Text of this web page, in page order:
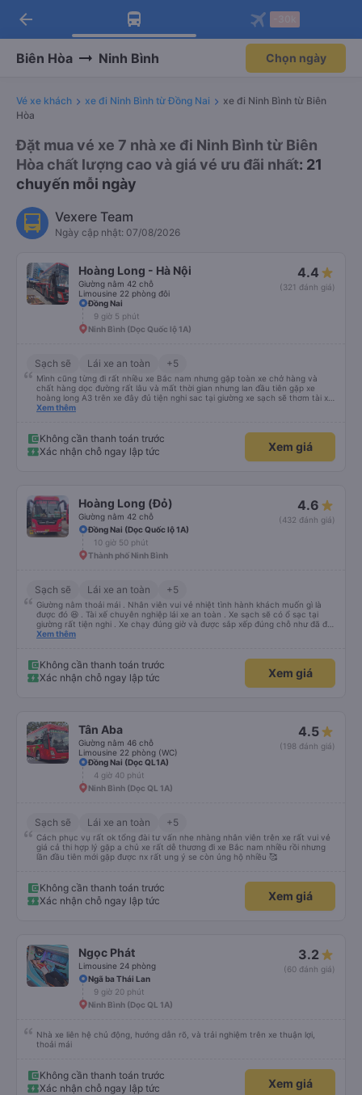
Tải app Vexere ngay!
Nhận ưu đãi thành viên độc
Mở app
Tải app Vexere
-30k/ghế khi đặt vé máy bay qua
Mở app
arrow_back
Biên Hòa Ninh Bình Chọn ngày
Vé xe khách xe đi Ninh Bình từ Đồng Nai
xe đi Ninh Bình từ Biên
Hòa
Đặt mua vé xe 7 nhà xe đi Ninh Bình từ Biên
Hòa chất lượng cao và giá vé ưu đãi nhất: 21
chuyến mỗi ngày
Vexere Team
Ngày cập nhật: 07/08/2026
Hoàng Long - Hà Nội
Giường nằm 42 chỗ
Limousine 22 phòng đôi
4.4
(321 đánh giá)
Đồng Nai
9 giờ 5 phút
Ninh Bình (Dọc Quốc lộ 1A)
Sạch sẽ Lái xe an toàn +5
Mình cũng từng đi rất nhiều xe Bắc nam nhưng gặp toàn xe chở hàng và
chất hàng dọc đường rất lâu và mất thời gian nhưng lan đầu tiên gặp xe
hoàng long A3 trên xe đây đủ tiện nghi sac tại giường xe sạch sẽ thơm tài xế
lo xe thoải mái vui tính sẽ con ung hô nhe
Xem thêm
Không cần thanh toán trước
Xác nhận chỗ ngay lập tức
Xem giá
Hoàng Long (Đỏ)
Giường nằm 42 chỗ
4.6
(432 đánh giá)
Đồng Nai (Dọc Quốc lộ 1A)
10 giờ 50 phút
Thành phố Ninh Bình
Sạch sẽ Lái xe an toàn +5
Giường nằm thoải mái . Nhân viên vui vẻ nhiệt tình hành khách muốn gì là
được đó 😆 . Tài xế chuyên nghiệp lái xe an toàn . Xe sạch sẽ có ổ sạc tại
giường rất tiện nghi . Xe chạy đúng giờ và được sắp xếp đúng chỗ như đã đặt
. Điểm 10 cho hoàng long đỏ 👍
Xem thêm
Không cần thanh toán trước
Xác nhận chỗ ngay lập tức
Xem giá
Tân Aba
Giường nằm 46 chỗ
Limousine 22 phòng (WC)
4.5
(198 đánh giá)
Đồng Nai (Dọc QL1A)
4 giờ 40 phút
Ninh Bình (Dọc QL 1A)
Sạch sẽ Lái xe an toàn +5
Cách phục vụ rất ok tổng đài tư vấn nhe nhàng nhân viên trên xe rất vui vẻ
giá cả thi hợp lý gặp a chủ xe rất dễ thương đi xe Bắc nam nhiều rồi nhưng
lần đầu tiên mới gặp được nx rất ung ý se còn ủng hộ nhiều 🥰
Không cần thanh toán trước
Xác nhận chỗ ngay lập tức
Xem giá
Ngọc Phát
Limousine 24 phòng
3.2
(60 đánh giá)
Ngã ba Thái Lan
9 giờ 20 phút
Ninh Bình (Dọc QL 1A)
Nhà xe liên hệ chủ động, hướng dẫn rõ, và trải nghiệm trên xe thuận lợi,
thoải mái
Không cần thanh toán trước
Xác nhận chỗ ngay lập tức
Xem giá